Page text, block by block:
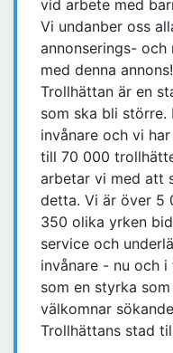
vid arbete med
Vi undanber oss
annonserings- och
med denna annons!
Trollhättan är en
som ska bli
invånare och vi
till 70 000
arbetar vi med att
detta. Vi är över 5
350 olika yrken
service och
invånare - nu och
som en styrka
välkomnar
Trollhättans stad